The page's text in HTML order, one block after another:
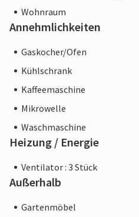
Wohnraum
Annehmlichkeiten
Gaskocher/Ofen
Kühlschrank
Kaffeemaschine
Mikrowelle
Waschmaschine
Heizung / Energie
Ventilator : 3 Stück
Außerhalb
Gartenmöbel